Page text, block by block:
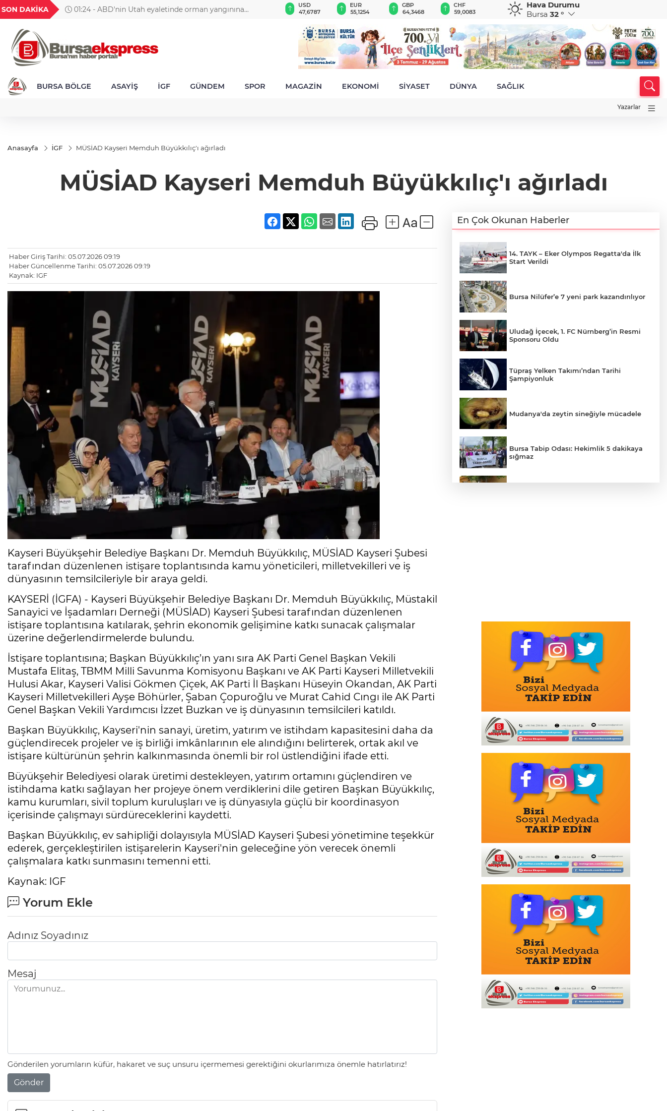
SON DAKİKA
01:24 - ABD'nin Utah eyaletinde orman yangınına
16,3788
BGN
27,9743
0,0018
6.660,55
13.779,39
USD
47,6787
EUR
55,1254
GBP
64,3468
CHF
59,0083
CAD
34,1883
RUB
0,5822
Hava Durumu
Bursa 32 °
BURSA BÖLGE ASAYİŞ İGF GÜNDEM SPOR MAGAZİN EKONOMİ SİYASET DÜNYA SAĞLIK
Yazarlar
Anasayfa İGF MÜSİAD Kayseri Memduh Büyükkılıç'ı ağırladı
MÜSİAD Kayseri Memduh Büyükkılıç'ı ağırladı
Haber Giriş Tarihi: 05.07.2026 09:19
Haber Güncellenme Tarihi: 05.07.2026 09:19
Kaynak: IGF
Kayseri Büyükşehir Belediye Başkanı Dr. Memduh Büyükkılıç, MÜSİAD Kayseri Şubesi
tarafından düzenlenen istişare toplantısında kamu yöneticileri, milletvekilleri ve iş
dünyasının temsilcileriyle bir araya geldi.
KAYSERİ (İGFA) - Kayseri Büyükşehir Belediye Başkanı Dr. Memduh Büyükkılıç, Müstakil
Sanayici ve İşadamları Derneği (MÜSİAD) Kayseri Şubesi tarafından düzenlenen
istişare toplantısına katılarak, şehrin ekonomik gelişimine katkı sunacak çalışmalar
üzerine değerlendirmelerde bulundu.
İstişare toplantısına; Başkan Büyükkılıç’ın yanı sıra AK Parti Genel Başkan Vekili
Mustafa Elitaş, TBMM Milli Savunma Komisyonu Başkanı ve AK Parti Kayseri Milletvekili
Hulusi Akar, Kayseri Valisi Gökmen Çiçek, AK Parti İl Başkanı Hüseyin Okandan, AK Parti
Kayseri Milletvekilleri Ayşe Böhürler, Şaban Çopuroğlu ve Murat Cahid Cıngı ile AK Parti
Genel Başkan Vekili Yardımcısı İzzet Buzkan ve iş dünyasının temsilcileri katıldı.
Başkan Büyükkılıç, Kayseri'nin sanayi, üretim, yatırım ve istihdam kapasitesini daha da
güçlendirecek projeler ve iş birliği imkânlarının ele alındığını belirterek, ortak akıl ve
istişare kültürünün şehrin kalkınmasında önemli bir rol üstlendiğini ifade etti.
Büyükşehir Belediyesi olarak üretimi destekleyen, yatırım ortamını güçlendiren ve
istihdama katkı sağlayan her projeye önem verdiklerini dile getiren Başkan Büyükkılıç,
kamu kurumları, sivil toplum kuruluşları ve iş dünyasıyla güçlü bir koordinasyon
içerisinde çalışmayı sürdüreceklerini kaydetti.
Başkan Büyükkılıç, ev sahipliği dolayısıyla MÜSİAD Kayseri Şubesi yönetimine teşekkür
ederek, gerçekleştirilen istişarelerin Kayseri'nin geleceğine yön verecek önemli
çalışmalara katkı sunmasını temenni etti.
Kaynak: IGF
Yorum Ekle
Adınız Soyadınız
Mesaj
Gönderilen yorumların küfür, hakaret ve suç unsuru içermemesi gerektiğini okurlarımıza önemle hatırlatırız!
Gönder
En Çok Okunan Haberler
14. TAYK – Eker Olympos Regatta'da İlk
Start Verildi
Bursa Nilüfer’e 7 yeni park kazandırılıyor
Uludağ İçecek, 1. FC Nürnberg’in Resmi
Sponsoru Oldu
Tüpraş Yelken Takımı’ndan Tarihi
Şampiyonluk
Mudanya'da zeytin sineğiyle mücadele
Bursa Tabip Odası: Hekimlik 5 dakikaya
sığmaz